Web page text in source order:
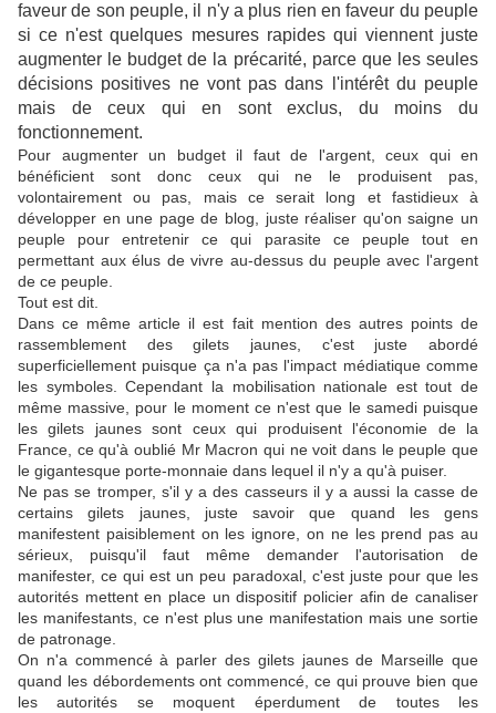
faveur de son peuple, il n'y a plus rien en faveur du peuple
si ce n'est quelques mesures rapides qui viennent juste
augmenter le budget de la précarité, parce que les seules
décisions positives ne vont pas dans l'intérêt du peuple
mais de ceux qui en sont exclus, du moins du
fonctionnement.
Pour augmenter un budget il faut de l'argent, ceux qui en
bénéficient sont donc ceux qui ne le produisent pas,
volontairement ou pas, mais ce serait long et fastidieux à
développer en une page de blog, juste réaliser qu'on saigne un
peuple pour entretenir ce qui parasite ce peuple tout en
permettant aux élus de vivre au-dessus du peuple avec l'argent
de ce peuple.
Tout est dit.
Dans ce même article il est fait mention des autres points de
rassemblement des gilets jaunes, c'est juste abordé
superficiellement puisque ça n'a pas l'impact médiatique comme
les symboles. Cependant la mobilisation nationale est tout de
même massive, pour le moment ce n'est que le samedi puisque
les gilets jaunes sont ceux qui produisent l'économie de la
France, ce qu'à oublié Mr Macron qui ne voit dans le peuple que
le gigantesque porte-monnaie dans lequel il n'y a qu'à puiser.
Ne pas se tromper, s'il y a des casseurs il y a aussi la casse de
certains gilets jaunes, juste savoir que quand les gens
manifestent paisiblement on les ignore, on ne les prend pas au
sérieux, puisqu'il faut même demander l'autorisation de
manifester, ce qui est un peu paradoxal, c'est juste pour que les
autorités mettent en place un dispositif policier afin de canaliser
les manifestants, ce n'est plus une manifestation mais une sortie
de patronage.
On n'a commencé à parler des gilets jaunes de Marseille que
quand les débordements ont commencé, ce qui prouve bien que
les autorités se moquent éperdument de toutes les